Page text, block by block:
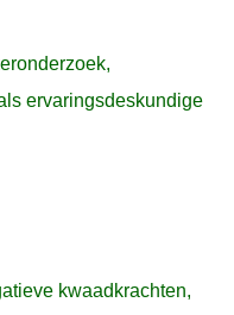
ervaringsdeskundige
kwaadkrachten,